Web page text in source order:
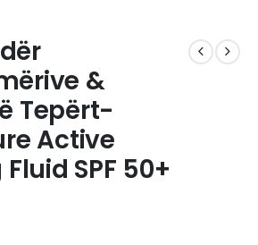
&
Tepërt-
Active
SPF 50+